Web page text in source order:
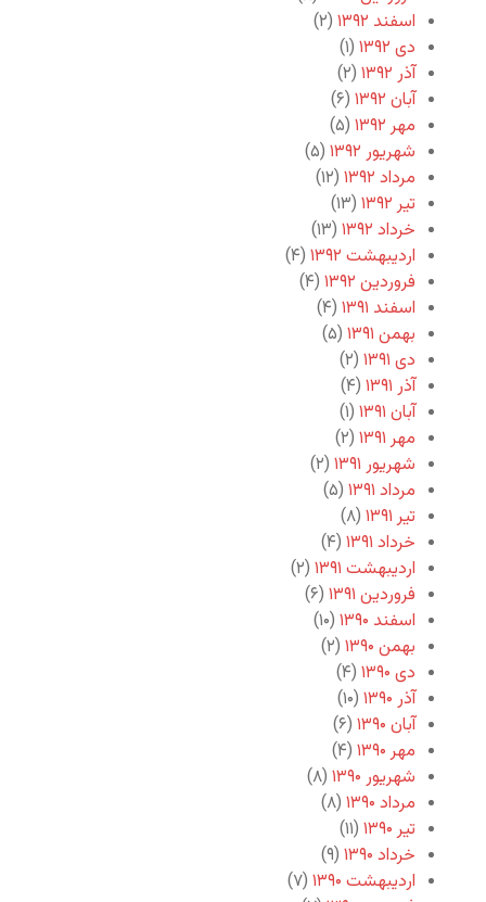
اسفند ۱۳۹۲
(۲)
دی ۱۳۹۲
(۱)
آذر ۱۳۹۲
(۲)
آبان ۱۳۹۲
(۶)
مهر ۱۳۹۲
(۵)
شهریور ۱۳۹۲
(۵)
مرداد ۱۳۹۲
(۱۲)
تیر ۱۳۹۲
(۱۳)
خرداد ۱۳۹۲
(۱۳)
اردیبهشت ۱۳۹۲
(۴)
فروردین ۱۳۹۲
(۴)
اسفند ۱۳۹۱
(۴)
بهمن ۱۳۹۱
(۵)
دی ۱۳۹۱
(۲)
آذر ۱۳۹۱
(۴)
آبان ۱۳۹۱
(۱)
مهر ۱۳۹۱
(۲)
شهریور ۱۳۹۱
(۲)
مرداد ۱۳۹۱
(۵)
تیر ۱۳۹۱
(۸)
خرداد ۱۳۹۱
(۴)
اردیبهشت ۱۳۹۱
(۲)
فروردین ۱۳۹۱
(۶)
اسفند ۱۳۹۰
(۱۰)
بهمن ۱۳۹۰
(۲)
دی ۱۳۹۰
(۴)
آذر ۱۳۹۰
(۱۰)
آبان ۱۳۹۰
(۶)
مهر ۱۳۹۰
(۴)
شهریور ۱۳۹۰
(۸)
مرداد ۱۳۹۰
(۸)
تیر ۱۳۹۰
(۱۱)
خرداد ۱۳۹۰
(۹)
اردیبهشت ۱۳۹۰
(۷)